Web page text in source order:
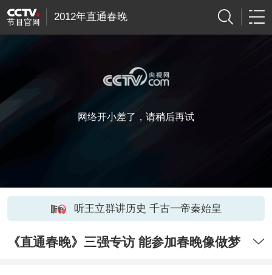
2012年直通春晚
网络开小差了，请稍后再试
听王立群讲历史 千古一帝秦始皇
《直通春晚》三强专访 能参加春晚像做梦